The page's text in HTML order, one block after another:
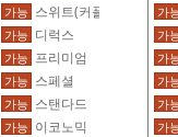
가능 스위트(커플)
가능 디럭스
가능 프리미엄
가능 스페셜
가능 스탠다드
가능 이코노믹
가
가
가
가
가
가